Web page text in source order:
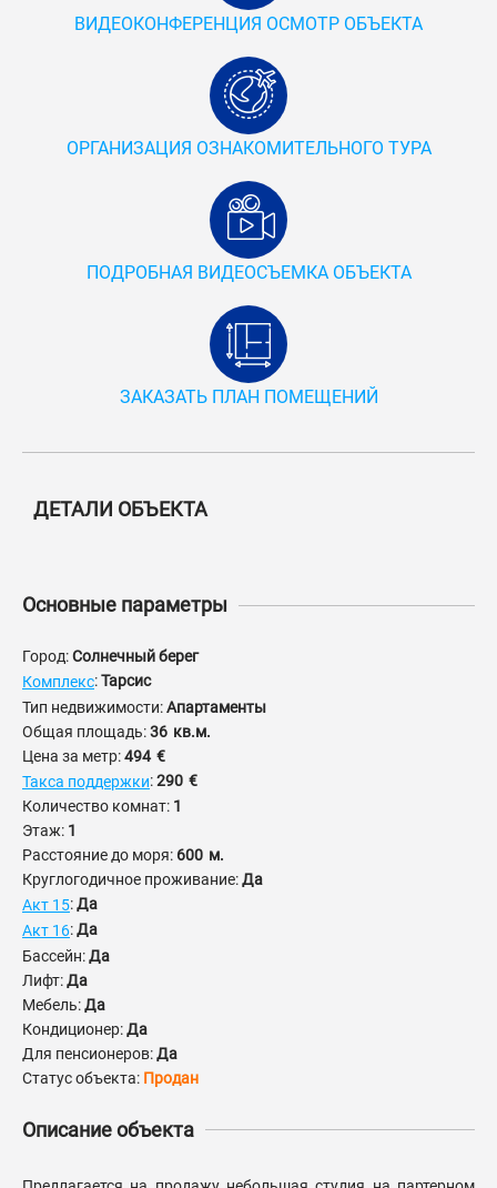
ВИДЕОКОНФЕРЕНЦИЯ ОСМОТР ОБЪЕКТА
ОРГАНИЗАЦИЯ ОЗНАКОМИТЕЛЬНОГО ТУРА
ПОДРОБНАЯ ВИДЕОСЪЕМКА ОБЪЕКТА
ЗАКАЗАТЬ ПЛАН ПОМЕЩЕНИЙ
ДЕТАЛИ ОБЪЕКТА
Основные параметры
Город:Солнечный берег
Комплекс:Тарсис
Тип недвижимости:Апартаменты
Общая площадь:36 кв.м.
Цена за метр:494 €
Такса поддержки:290 €
Количество комнат: 1
Этаж: 1
Расстояние до моря: 600 м.
Круглогодичное проживание:Да
Акт 15:Да
Акт 16:Да
Бассейн:Да
Лифт:Да
Мебель:Да
Кондиционер:Да
Для пенсионеров:Да
Статус объекта: Продан
Описание объекта